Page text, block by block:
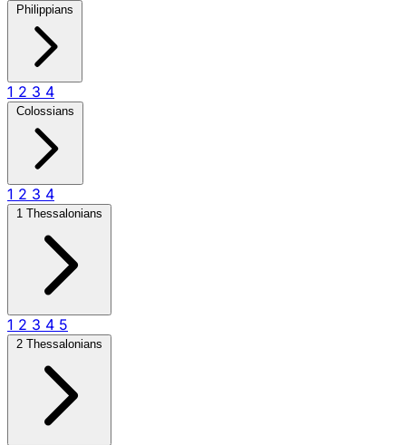
Philippians
1 2 3 4
Colossians
1 2 3 4
1 Thessalonians
1 2 3 4 5
2 Thessalonians